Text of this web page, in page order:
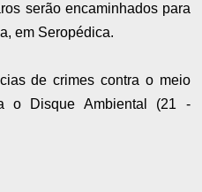
serão encaminhados para
em Seropédica.
de crimes contra o meio
o Disque Ambiental (21 -